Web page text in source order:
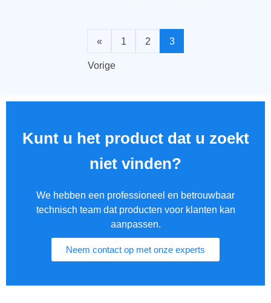
«
Vorige
1 2 3
Kunt u het product dat u zoekt
niet vinden?
We hebben een professioneel en betrouwbaar
technisch team dat producten voor klanten kan
aanpassen.
Neem contact op met onze experts